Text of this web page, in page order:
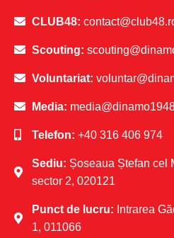
CLUB48:
Scouting:
Voluntariat:
Media:
Telefon: +40 316 406 974
Sediu: Șoseaua Ștefan cel
sector 2, 020121
Punct de lucru: Intrarea
1, 011066